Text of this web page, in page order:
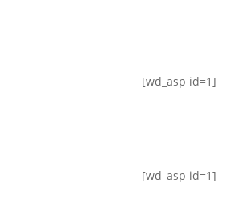
[wd_asp id=1]
[wd_asp id=1]